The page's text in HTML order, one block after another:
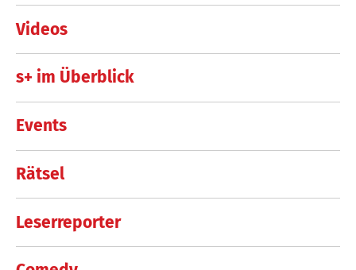
Videos
s+ im Überblick
Events
Rätsel
Leserreporter